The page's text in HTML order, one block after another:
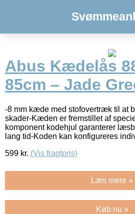
Abus Kædelås
85cm – Jade
-8 mm kæde med stofovertræk til at
skader-Kæden er fremstillet af
komponent kodehjul garanterer
lang tid-Koden kan konfigureres
599 kr. (Vis fragtpris)
Læs mere »
Køb nu »